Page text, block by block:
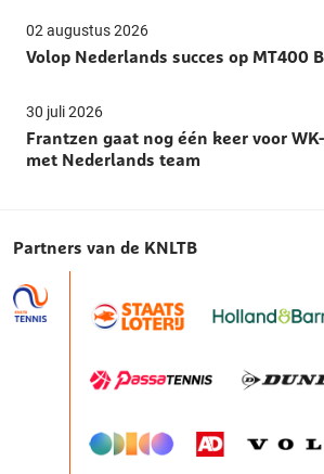
02 augustus 2026
Volop Nederlands succes op MT400
30 juli 2026
Frantzen gaat nog één keer voor
met Nederlands team
Partners van de KNLTB